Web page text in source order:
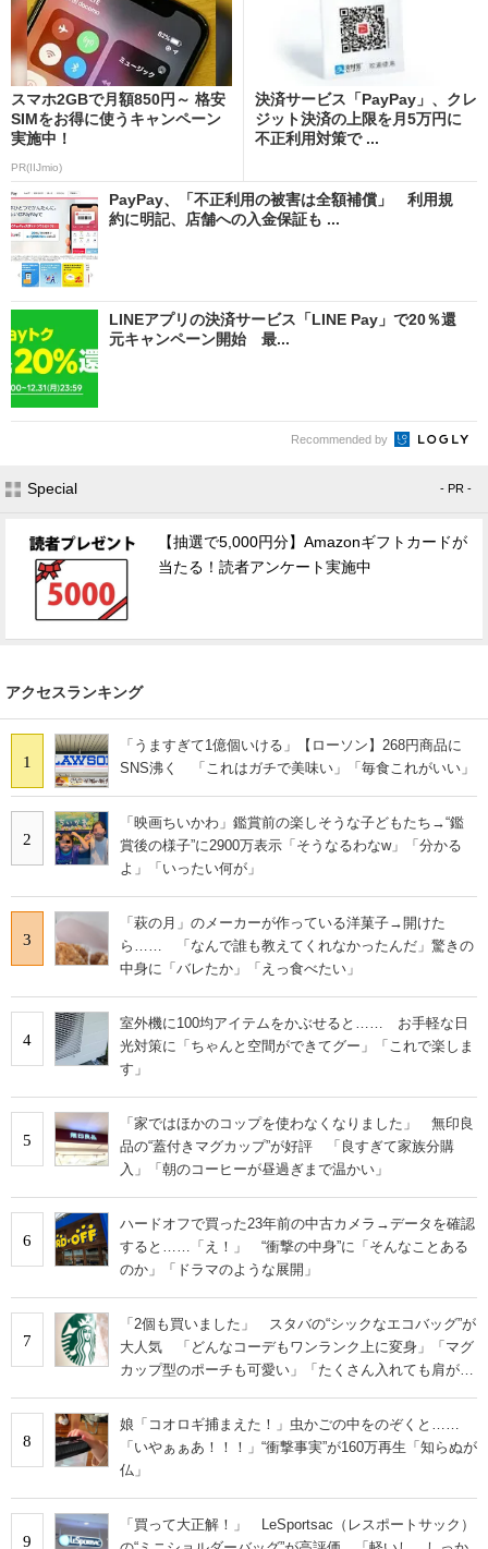
スマホ2GBで月額850円～ 格安
SIMをお得に使うキャンペーン
実施中！
PR(IIJmio)
決済サービス「PayPay」、クレ
ジット決済の上限を月5万円に
不正利用対策で ...
PayPay、「不正利用の被害は全額補償」 利用規
約に明記、店舗への入金保証も ...
LINEアプリの決済サービス「LINE Pay」で20％還
元キャンペーン開始 最...
Recommended by
Special - PR -
【抽選で5,000円分】Amazonギフトカードが
当たる！読者アンケート実施中
アクセスランキング
1
「うますぎて1億個いける」【ローソン】268円商品に
SNS沸く 「これはガチで美味い」「毎食これがいい」
2
「映画ちいかわ」鑑賞前の楽しそうな子どもたち→“鑑
賞後の様子”に2900万表示「そうなるわなw」「分かる
よ」「いったい何が」
3
「萩の月」のメーカーが作っている洋菓子→開けた
ら…… 「なんで誰も教えてくれなかったんだ」驚きの
中身に「バレたか」「えっ食べたい」
4
室外機に100均アイテムをかぶせると…… お手軽な日
光対策に「ちゃんと空間ができてグー」「これで楽しま
す」
5
「家ではほかのコップを使わなくなりました」 無印良
品の“蓋付きマグカップ”が好評 「良すぎて家族分購
入」「朝のコーヒーが昼過ぎまで温かい」
6
ハードオフで買った23年前の中古カメラ→データを確認
すると……「え！」 “衝撃の中身”に「そんなことある
のか」「ドラマのような展開」
7
「2個も買いました」 スタバの“シックなエコバッグ”が
大人気 「どんなコーデもワンランク上に変身」「マグ
カップ型のポーチも可愛い」「たくさん入れても肩が痛
8
娘「コオロギ捕まえた！」虫かごの中をのぞくと……
「いやぁぁあ！！！」“衝撃事実”が160万再生「知らぬが
仏」
9
「買って大正解！」 LeSportsac（レスポートサック）